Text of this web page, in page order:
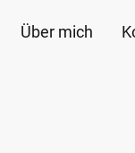
Über mich